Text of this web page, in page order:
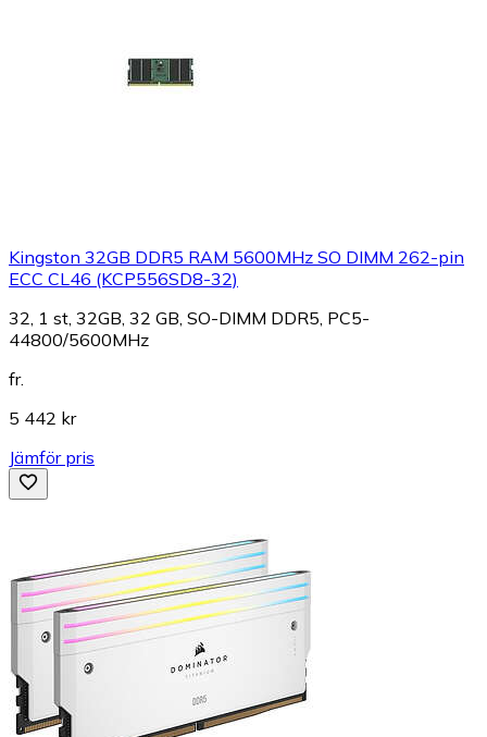
Kingston 32GB DDR5 RAM 5600MHz SO DIMM 262-pin
ECC CL46 (KCP556SD8-32)
32, 1 st, 32GB, 32 GB, SO-DIMM DDR5, PC5-
44800/5600MHz
fr.
5 442 kr
Jämför pris